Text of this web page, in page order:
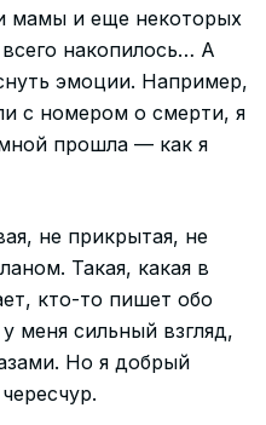
мамы и еще некоторых
накопилось… А
эмоции. Например,
с номером о смерти, я
прошла — как я
не прикрытая, не
Такая, какая в
кто-то пишет обо
меня сильный взгляд,
Но я добрый